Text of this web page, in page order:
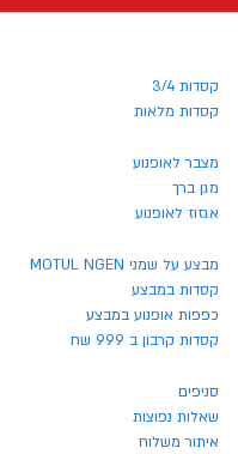
קסדות 3/4
קסדות מלאות
מצבר לאופנוע
מגן ברך
אגזוז לאופנוע
מבצע על שמני MOTUL NGEN
קסדות במבצע
כפפות אופנוע במבצע
קסדות קרבון ב 999 שח
סניפים
שאלות נפוצות
איתור משלוח